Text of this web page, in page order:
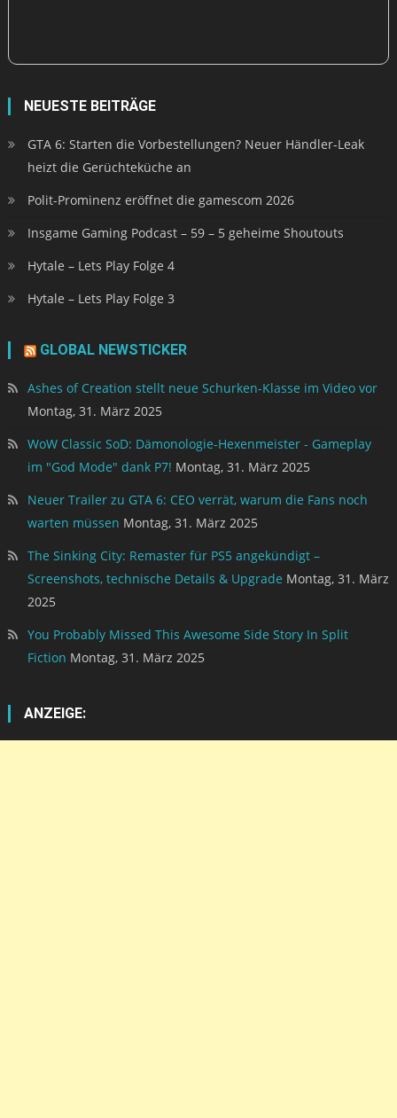
NEUESTE BEITRÄGE
GTA 6: Starten die Vorbestellungen? Neuer Händler-Leak
heizt die Gerüchteküche an
Polit-Prominenz eröffnet die gamescom 2026
Insgame Gaming Podcast – 59 – 5 geheime Shoutouts
Hytale – Lets Play Folge 4
Hytale – Lets Play Folge 3
GLOBAL NEWSTICKER
Ashes of Creation stellt neue Schurken-Klasse im Video vor
Montag, 31. März 2025
WoW Classic SoD: Dämonologie-Hexenmeister - Gameplay
im "God Mode" dank P7! Montag, 31. März 2025
Neuer Trailer zu GTA 6: CEO verrät, warum die Fans noch
warten müssen Montag, 31. März 2025
The Sinking City: Remaster für PS5 angekündigt –
Screenshots, technische Details & Upgrade Montag, 31. März
2025
You Probably Missed This Awesome Side Story In Split
Fiction Montag, 31. März 2025
ANZEIGE: